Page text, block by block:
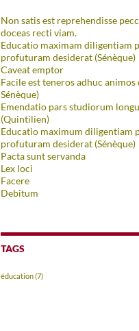
Non satis est reprehendisse
doceas recti viam.
Educatio maximam diligentiam
profuturam desiderat (Sénèque)
Caveat emptor
Facile est teneros adhuc animos
Sénèque)
Emendatio pars studiorum
(Quintilien)
Educatio maximum diligentiam
profuturam desiderat (Sénèque)
Pacta sunt servanda
Lex loci
Facere
Debitum
TAGS
éducation(7)